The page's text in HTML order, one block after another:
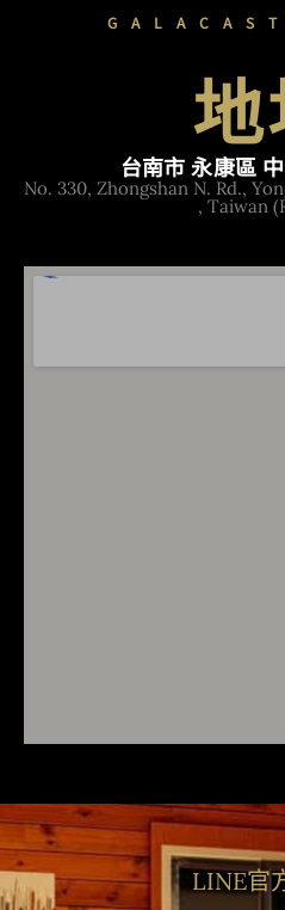
台南市 永康區
No. 330, Zhongshan N. Rd.,
, Taiwan
LINE官